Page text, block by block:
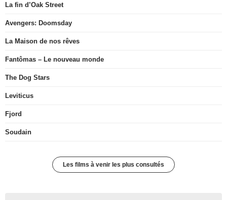
La fin d’Oak Street
Avengers: Doomsday
La Maison de nos rêves
Fantômas – Le nouveau monde
The Dog Stars
Leviticus
Fjord
Soudain
Les films à venir les plus consultés